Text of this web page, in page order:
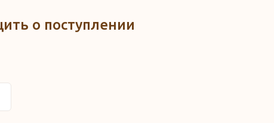
о поступлении